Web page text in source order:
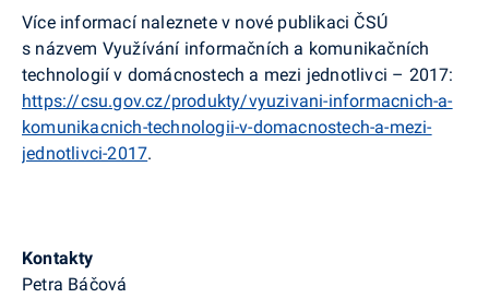
Více informací naleznete v nové publikaci ČSÚ
s názvem Využívání informačních a komunikačních
technologií v domácnostech a mezi jednotlivci – 2017:
https://csu.gov.cz/produkty/vyuzivani-informacnich-a-
komunikacnich-technologii-v-domacnostech-a-mezi-
jednotlivci-2017.
Kontakty
Petra Báčová